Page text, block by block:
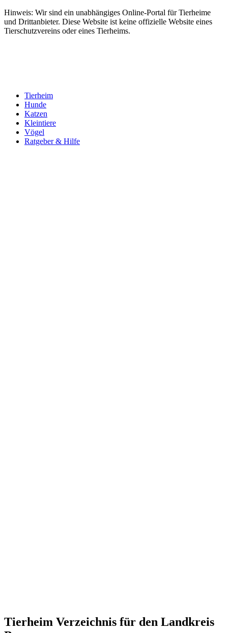
Hinweis: Wir sind ein unabhängiges Online-Portal für Tierheime
und Drittanbieter. Diese Website ist keine offizielle Website eines
Tierschutzvereins oder eines Tierheims.
Tierheim
Hunde
Katzen
Kleintiere
Vögel
Ratgeber & Hilfe
Tierheim Verzeichnis für den Landkreis